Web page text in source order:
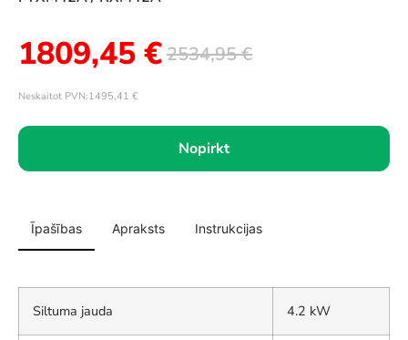
2534,95€
1809,45€
Neskaitot PVN:1495,41 €
Nopirkt
Īpašības Apraksts Instrukcijas
Siltuma jauda 4.2 kW